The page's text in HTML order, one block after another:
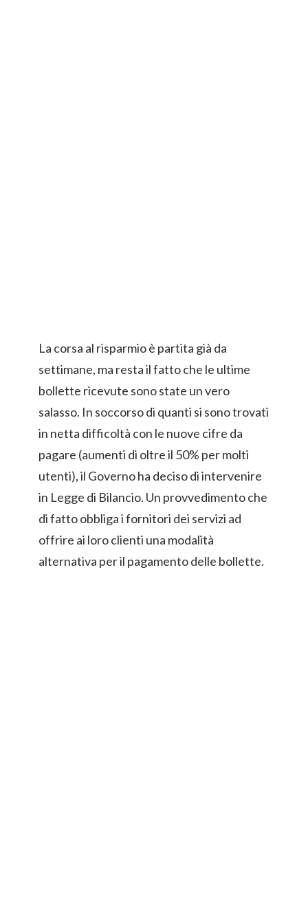
La corsa al risparmio è partita già da
settimane, ma resta il fatto che le ultime
bollette ricevute sono state un vero
salasso. In soccorso di quanti si sono trovati
in netta difficoltà con le nuove cifre da
pagare (aumenti di oltre il 50% per molti
utenti), il Governo ha deciso di intervenire
in Legge di Bilancio. Un provvedimento che
di fatto obbliga i fornitori dei servizi ad
offrire ai loro clienti una modalità
alternativa per il pagamento delle bollette.